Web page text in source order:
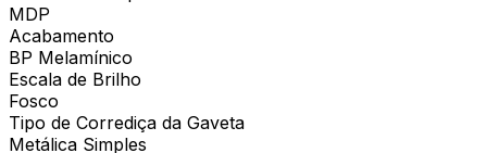
MDP
Acabamento
BP Melamínico
Escala de Brilho
Fosco
Tipo de Corrediça da Gaveta
Metálica Simples